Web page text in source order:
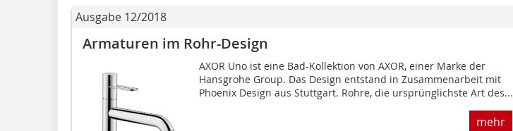
Ausgabe 12/2018
Armaturen im Rohr-Design
AXOR Uno ist eine Bad-Kollek­tion von AXOR, einer Marke der
Hansgrohe Group. Das Design entstand in Zusammenarbeit mit
Phoenix Design aus Stuttgart. Rohre, die ursprünglichste Art des...
mehr